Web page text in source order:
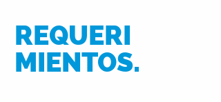
REQUERI
MIENTOS.